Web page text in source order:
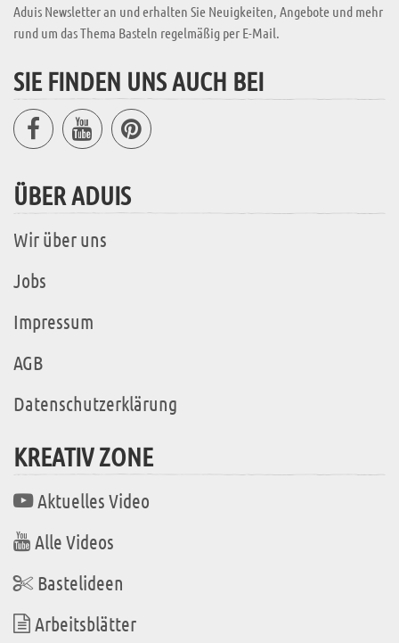
Aduis Newsletter an und erhalten Sie Neuigkeiten, Angebote und mehr
rund um das Thema Basteln regelmäßig per E-Mail.
SIE FINDEN UNS AUCH BEI
ÜBER ADUIS
Wir über uns
Jobs
Impressum
AGB
Datenschutzerklärung
KREATIV ZONE
Aktuelles Video
Alle Videos
Bastelideen
Arbeitsblätter